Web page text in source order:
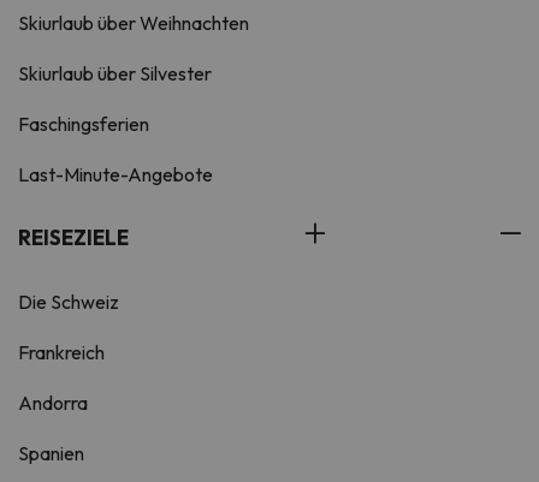
Skiurlaub über Weihnachten
Skiurlaub über Silvester
Faschingsferien
Last-Minute-Angebote
REISEZIELE
Die Schweiz
Frankreich
Andorra
Spanien